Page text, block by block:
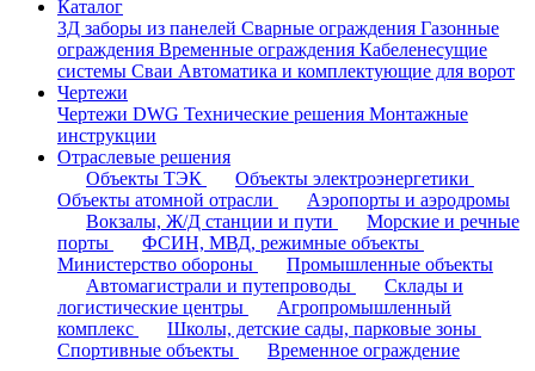
Каталог
3Д заборы из панелей Сварные ограждения Газонные
ограждения Временные ограждения Кабеленесущие
системы Cваи Автоматика и комплектующие для ворот
Чертежи
Чертежи DWG Технические решения Монтажные
инструкции
Отраслевые решения
Объекты ТЭК
Объекты электроэнергетики
Объекты атомной отрасли
Аэропорты и аэродромы
Вокзалы, Ж/Д станции и пути
Морские и речные
порты
ФСИН, МВД, режимные объекты
Министерство обороны
Промышленные объекты
Автомагистрали и путепроводы
Склады и
логистические центры
Агропромышленный
комплекс
Школы, детские сады, парковые зоны
Спортивные объекты
Временное ограждение